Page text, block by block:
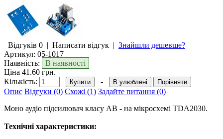
Відгуків 0 | Написати відгук | Знайшли дешевше?
Артикул: 05-1017
Наявність:
В наявності
Ціна 41.60 грн.
Кількість:
- В улюблені Порівняти
Опис Відгуки (0) Схожі (1) Задайте питання (0)
Моно аудіо підсилювач класу AB - на мікросхемі TDA2030.
Технічні характеристики: